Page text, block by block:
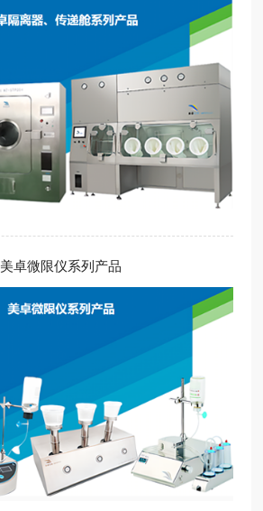
美卓微限仪系列产品